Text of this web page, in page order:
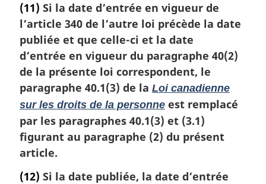
(11) Si la date d’entrée en vigueur de
l’article 340 de l’autre loi précède la date
publiée et que celle-ci et la date
d’entrée en vigueur du paragraphe 40(2)
de la présente loi correspondent, le
paragraphe 40.1(3) de la Loi canadienne
sur les droits de la personne est remplacé
par les paragraphes 40.1(3) et (3.1)
figurant au paragraphe (2) du présent
article.
(12) Si la date publiée, la date d’entrée